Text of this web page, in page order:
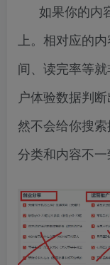
如果你的内
上。相对应的
间、读完率等
户体验数据判
然不会给你搜
分类和内容不一